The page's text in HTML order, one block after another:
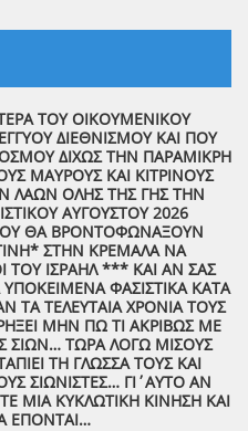
ΤΟΥ ΟΙΚΟΥΜΕΝΙΚΟΥ
ΔΙΕΘΝΙΣΜΟΥ ΚΑΙ ΠΟΥ
ΔΙΧΩΣ ΤΗΝ ΠΑΡΑΜΙΚΡΗ
ΜΑΥΡΟΥΣ ΚΑΙ ΚΙΤΡΙΝΟΥΣ
ΛΑΩΝ ΟΛΗΣ ΤΗΣ ΓΗΣ ΤΗΝ
ΑΥΓΟΥΣΤΟΥ 2026
ΘΑ ΒΡΟΝΤΟΦΩΝΑΞΟΥΝ
ΣΤΗΝ ΚΡΕΜΑΛΑ ΝΑ
ΙΣΡΑΗΛ *** ΚΑΙ ΑΝ ΣΑΣ
ΦΑΣΙΣΤΙΚΑ ΚΑΤΑ
ΤΑ ΤΕΛΕΥΤΑΙΑ ΧΡΟΝΙΑ ΤΟΥΣ
ΜΗΝ ΠΩ ΤΙ ΑΚΡΙΒΩΣ ΜΕ
ΣΙΩΝ… ΤΩΡΑ ΛΟΓΩ ΜΙΣΟΥΣ
ΤΗ ΓΛΩΣΣΑ ΤΟΥΣ ΚΑΙ
ΣΙΩΝΙΣΤΕΣ… ΓΙ΄ΑΥΤΟ ΑΝ
ΜΙΑ ΚΥΚΛΩΤΙΚΗ ΚΙΝΗΣΗ ΚΑΙ
ΕΠΟΝΤΑΙ…